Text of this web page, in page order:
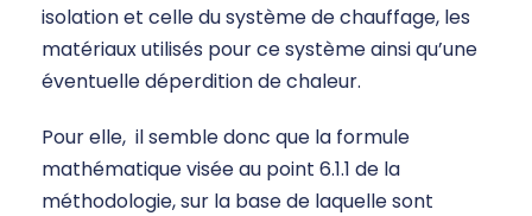
isolation et celle du système de chauffage, les
matériaux utilisés pour ce système ainsi qu’une
éventuelle déperdition de chaleur.
Pour elle, il semble donc que la formule
mathématique visée au point 6.1.1 de la
méthodologie, sur la base de laquelle sont